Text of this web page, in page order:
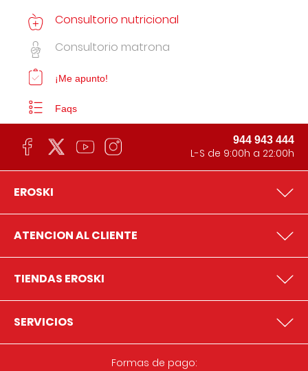
Consultorio nutricional
Consultorio matrona
¡Me apunto!
Faqs
944 943 444
L-S de 9:00h a 22:00h
EROSKI
ATENCION AL CLIENTE
TIENDAS EROSKI
SERVICIOS
Formas de pago: